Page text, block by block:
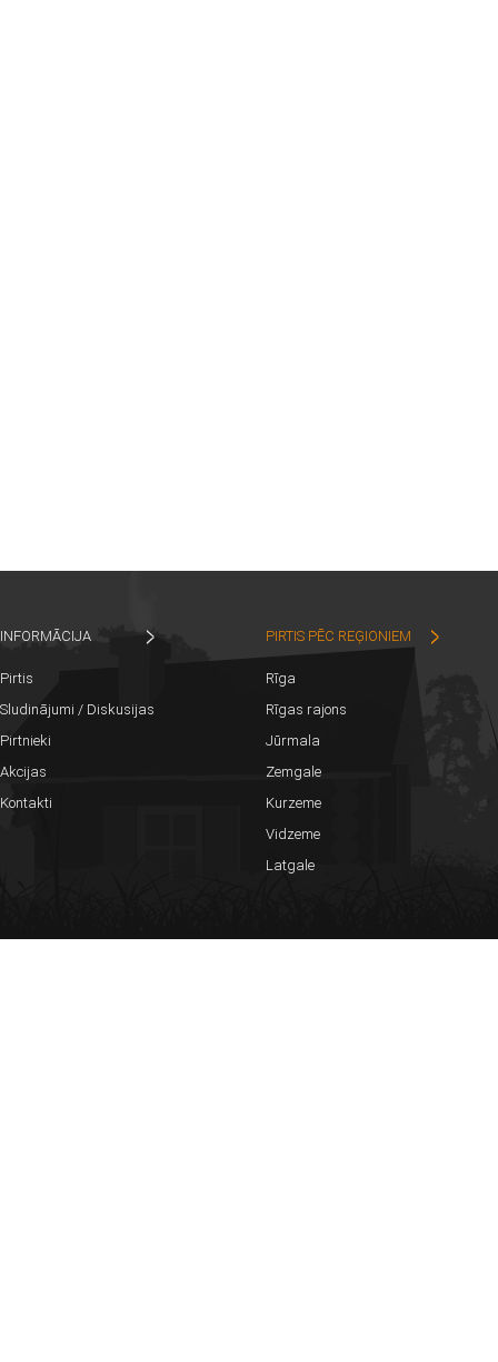
INFORMĀCIJA
Pirtis
Sludinājumi / Diskusijas
Pirtnieki
Akcijas
Kontakti
PIRTIS PĒC REĢIONIEM
Rīga
Rīgas rajons
Jūrmala
Zemgale
Kurzeme
Vidzeme
Latgale